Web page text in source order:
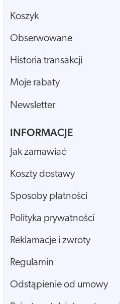
Koszyk
Obserwowane
Historia transakcji
Moje rabaty
Newsletter
INFORMACJE
Jak zamawiać
Koszty dostawy
Sposoby płatności
Polityka prywatności
Reklamacje i zwroty
Regulamin
Odstąpienie od umowy